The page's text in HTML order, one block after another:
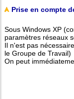
Prise en compte
Sous Windows XP
paramètres réseaux
Il n'est pas
le Groupe de Travail)
On peut